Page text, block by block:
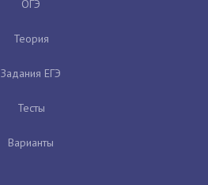
ОГЭ
Теория
Задания ЕГЭ
Тесты
Варианты